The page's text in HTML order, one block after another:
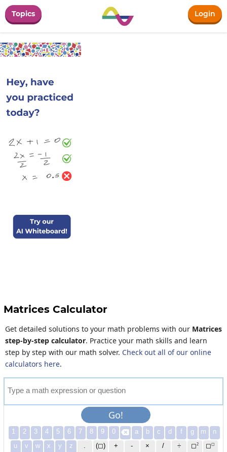
Topics Login
Matrices Calculator
Get detailed solutions to your math problems with our Matrices
step-by-step calculator. Practice your math skills and learn
step by step with our math solver. Check out all of our online
calculators here.
Type a math expression or question
Go!
1 2 3 4 5 6 7 8 9 0  a b c d f g m
n
u
v w x y z . (◻) + - × / ÷ ◻2 ◻◻